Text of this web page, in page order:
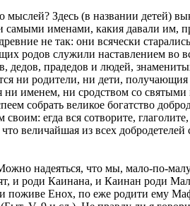
Здесь (в названии детей)
именами, какия давали им,
не так: они всячески
родов служили наставлением
дедов, прадедов и людей,
ни родители, ни дети,
именем, ни сродством со
собрать великое богатство
егда вся сотворите,
из всех добродетелей
надеяться, что мы, мало-по-
и роди Каинана, и Каинан роди
поживе Енох, по еже родити ему